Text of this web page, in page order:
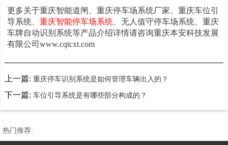
更多关于重庆智能道闸、重庆停车场系统厂家、重庆车位引
导系统、 重庆智能停车场系统、无人值守停车场系统、重庆
车牌自动识别系统等产品介绍详情请咨询重庆本安科技发展
有限公司www.cqtcxt.com
上一篇: 重庆停车识别系统是如何管理车辆出入的？
下一篇: 车位引导系统是有哪些部分构成的？
热门推荐: